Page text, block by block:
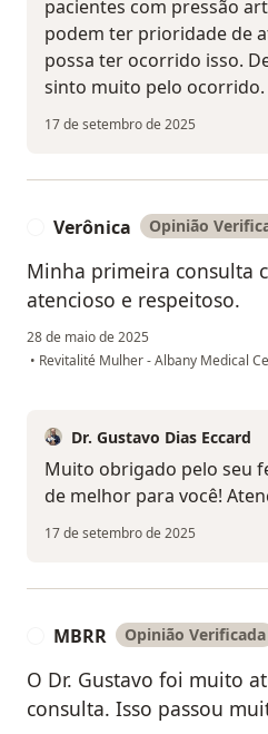
pacientes com pressão
podem ter prioridade de
possa ter ocorrido isso.
sinto muito pelo ocorrido.
17 de setembro de 2025
Verônica Opinião
Minha primeira consulta
atencioso e respeitoso.
28 de maio de 2025
• Revitalité Mulher - Albany Medical
Dr. Gustavo Dias Eccard
Muito obrigado pelo seu
de melhor para você!
17 de setembro de 2025
MBRR Opinião Verificada
O Dr. Gustavo foi muito
consulta. Isso passou